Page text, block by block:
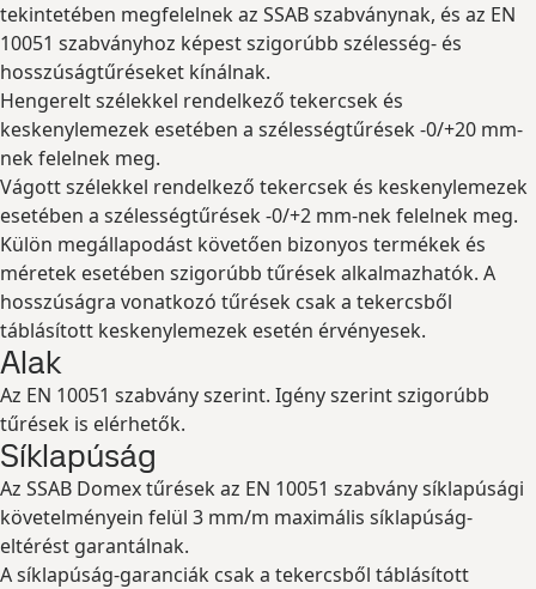
tekintetében megfelelnek az SSAB szabványnak, és az EN
10051 szabványhoz képest szigorúbb szélesség- és
hosszúságtűréseket kínálnak.
Hengerelt szélekkel rendelkező tekercsek és
keskenylemezek esetében a szélességtűrések -0/+20 mm-
nek felelnek meg.
Vágott szélekkel rendelkező tekercsek és keskenylemezek
esetében a szélességtűrések -0/+2 mm-nek felelnek meg.
Külön megállapodást követően bizonyos termékek és
méretek esetében szigorúbb tűrések alkalmazhatók. A
hosszúságra vonatkozó tűrések csak a tekercsből
táblásított keskenylemezek esetén érvényesek.
Alak
Az EN 10051 szabvány szerint. Igény szerint szigorúbb
tűrések is elérhetők.
Síklapúság
Az SSAB Domex tűrések az EN 10051 szabvány síklapúsági
követelményein felül 3 mm/m maximális síklapúság-
eltérést garantálnak.
A síklapúság-garanciák csak a tekercsből táblásított